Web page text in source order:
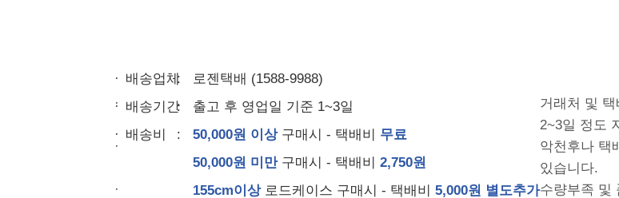
공지사항
매장 영업시간
배송업체
로젠택배 (1588-9988)
배송기간
출고 후 영업일 기준 1~3일
배송비
50,000원 이상구매시 - 택배비 무료
50,000원 미만구매시 - 택배비 2,750원
155cm이상로드케이스 구매시 - 택배비 5,000원 별도추가
거래처 및 택
2~3일 정도
악천후나 택
있습니다.
수량부족 및